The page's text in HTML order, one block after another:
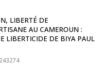
LIBERTÉ DE
AU CAMEROUN :
LIBERTICIDE DE BIYA PAUL
243274